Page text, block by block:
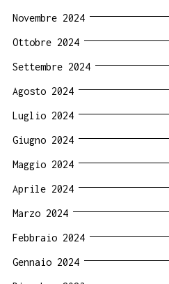
Novembre 2024
Ottobre 2024
Settembre 2024
Agosto 2024
Luglio 2024
Giugno 2024
Maggio 2024
Aprile 2024
Marzo 2024
Febbraio 2024
Gennaio 2024